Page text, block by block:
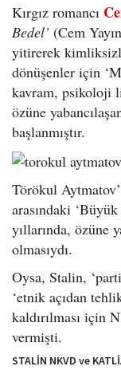
Kırgız romancı
Bedel’ (Cem
yitirerek
dönüşenler için
kavram, psikoloji
özüne
başlanmıştır.
Törökul
arasındaki
yıllarında, özüne
olmasıydı.
Oysa, Stalin,
‘etnik açıdan
kaldırılması için
vermişti.
STALİN NKVD ve